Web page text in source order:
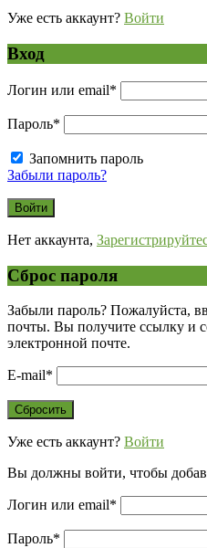
Уже есть аккаунт? Войти
Вход
Логин или email*
Пароль*
Запомнить пароль
Забыли пароль?
Нет аккаунта,
Сброс пароля
Забыли пароль? Пожалуйста,
почты. Вы получите ссылку и
электронной почте.
E-mail*
Уже есть аккаунт? Войти
Вы должны войти, чтобы
Логин или email*
Пароль*